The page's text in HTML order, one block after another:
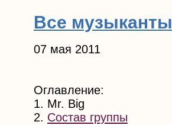
Все музыканты
07 мая 2011
Оглавление:
1. Mr. Big
2. Состав группы